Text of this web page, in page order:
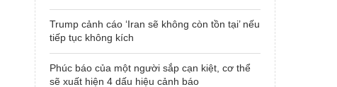
Trump cảnh cáo ‘Iran sẽ không còn tồn tại’ nếu
tiếp tục không kích
Phúc báo của một người sắp cạn kiệt, cơ thể
sẽ xuất hiện 4 dấu hiệu cảnh báo